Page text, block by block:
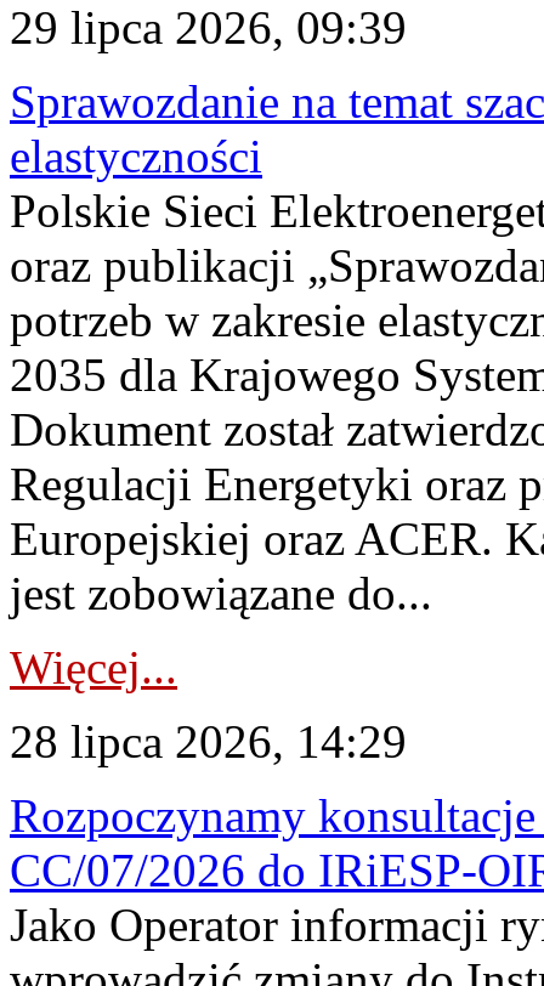
29 lipca 2026, 09:39
Sprawozdanie na temat
elastyczności
Polskie Sieci
oraz publikacji
potrzeb w zakresie
2035 dla Krajowego
Dokument został
Regulacji Energetyki oraz
Europejskiej oraz ACER.
jest zobowiązane do...
Więcej...
28 lipca 2026, 14:29
Rozpoczynamy
CC/07/2026 do IRiESP-
Jako Operator informacji